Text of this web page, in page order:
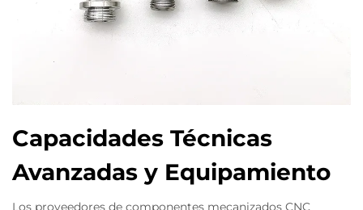
Capacidades Técnicas
Avanzadas y Equipamiento
Los proveedores de componentes mecanizados CNC